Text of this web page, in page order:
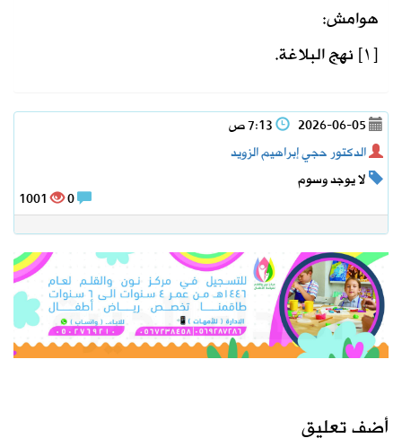
هوامش:
[١] نهج البلاغة.
2026-06-05
الدكتور حجي إبراهيم الزويد
لا يوجد وسوم
1001
أضف تعليق